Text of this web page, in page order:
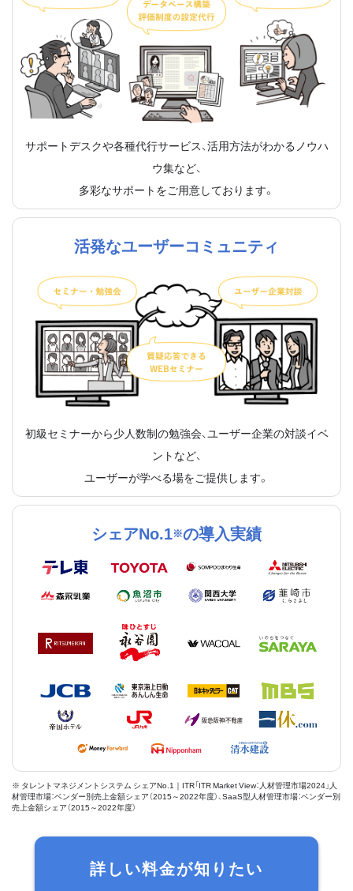
サポートデスクや各種代行サービス、活用方法がわかるノウハ
ウ集など、
多彩なサポートをご用意しております。
活発なユーザーコミュニティ
初級セミナーから少人数制の勉強会、ユーザー企業の対談イベ
ントなど、
ユーザーが学べる場をご提供します。
シェアNo.1※の導入実績
※ タレントマネジメントシステム シェアNo.1｜ITR「ITR Market View：人材管理市場2024」人
材管理市場：ベンダー別売上金額シェア（2015～2022年度）、SaaS型人材管理市場：ベンダー別
売上金額シェア（2015～2022年度）
詳しい料金が知りたい